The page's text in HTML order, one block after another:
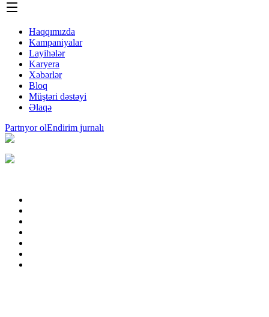
Haqqımızda
Kampaniyalar
Layihələr
Karyera
Xəbərlər
Bloq
Müştəri dəstəyi
Əlaqə
Partnyor olEndirim jurnalı